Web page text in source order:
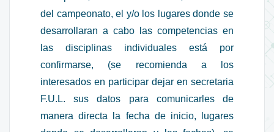
del campeonato, el y/o los lugares donde se
desarrollaran a cabo las competencias en
las disciplinas individuales está por
confirmarse, (se recomienda a los
interesados en participar dejar en secretaria
F.U.L. sus datos para comunicarles de
manera directa la fecha de inicio, lugares